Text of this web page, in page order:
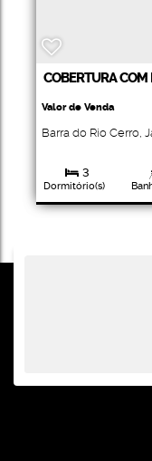
COBERTURA COM
Valor de Venda
Barra do Rio Cerro,
3
Dormitório(s)
2
Suíte(s)